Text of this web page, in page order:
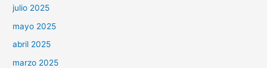
julio 2025
mayo 2025
abril 2025
marzo 2025